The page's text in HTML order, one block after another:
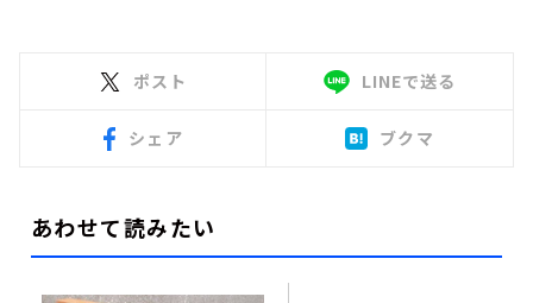
ポスト LINEで送る
シェア ブクマ
あわせて読みたい